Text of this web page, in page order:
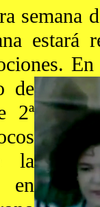
semana
estará
de
2ª
la